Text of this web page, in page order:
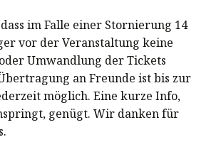
im Falle einer Stornierung 14
vor der Veranstaltung keine
Umwandlung der Tickets
an Freunde ist bis zur
möglich. Eine kurze Info,
genügt. Wir danken für